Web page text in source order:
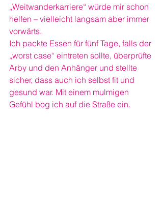
„Weitwanderkarriere“ würde mir schon
helfen – vielleicht langsam aber immer
vorwärts.
Ich packte Essen für fünf Tage, falls der
„worst case“ eintreten sollte, überprüfte
Arby und den Anhänger und stellte
sicher, dass auch ich selbst fit und
gesund war. Mit einem mulmigen
Gefühl bog ich auf die Straße ein.